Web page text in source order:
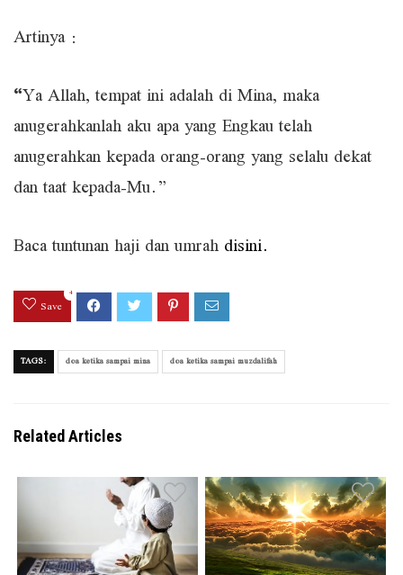
Artinya :
“Ya Allah, tempat ini adalah di Mina, maka
anugerahkanlah aku apa yang Engkau telah
anugerahkan kepada orang-orang yang selalu dekat
dan taat kepada-Mu.”
Baca tuntunan haji dan umrahdisini.
Save
4
TAGS: doa ketika sampai mina doa ketika sampai muzdalifah
Related Articles